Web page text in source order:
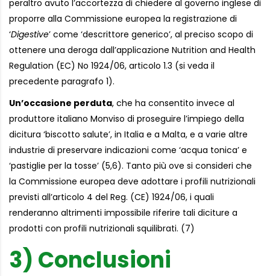
peraltro avuto l’accortezza di chiedere al governo inglese di
proporre alla Commissione europea la registrazione di
‘Digestive’ come ‘descrittore generico’, al preciso scopo di
ottenere una deroga dall’applicazione Nutrition and Health
Regulation (EC) No 1924/06, articolo 1.3 (si veda il
precedente paragrafo 1).
Un’occasione perduta, che ha consentito invece al
produttore italiano Monviso di proseguire l’impiego della
dicitura ‘biscotto salute’, in Italia e a Malta, e a varie altre
industrie di preservare indicazioni come ‘acqua tonica’ e
‘pastiglie per la tosse’ (5,6). Tanto più ove si consideri che
la Commissione europea deve adottare i profili nutrizionali
previsti all’articolo 4 del Reg. (CE) 1924/06, i quali
renderanno altrimenti impossibile riferire tali diciture a
prodotti con profili nutrizionali squilibrati. (7)
3) Conclusioni